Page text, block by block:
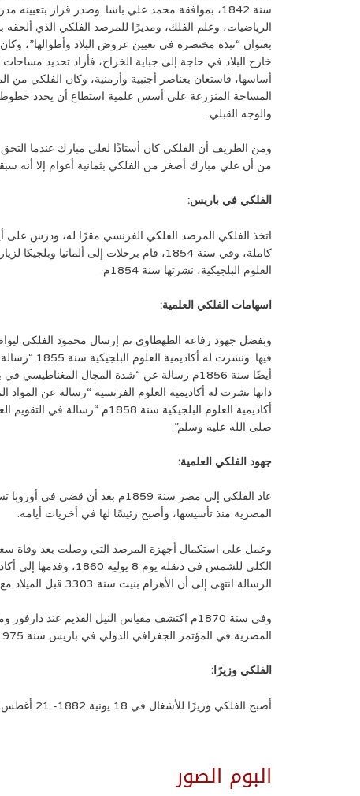
سنة 1842، بموافقة محمد علي باشا. وصدر قرار
الرياضيات، وعلم الفلك، ومديرًا للمرصد الفلكي الذي ألحقه
بعنوان “نبذة مختصرة في تعيين عروض البلاد وأطوالها”،
خارج البلاد في حاجة إلى جباية الخراج، فأراد تحديد
أساسها، فاستعان بعناصر أجنبية وأرمنية، وكان الفلكي من
المساحة المنزرعة على أسس علمية استطاع أن يحدد خطوط
والوجه القبلي.
ومن الطريف أن الفلكي كان أستاذًا لعلي مبارك عندما
من أن علي مبارك أصغر من الفلكي بثمانية أعوام إلا أنه
الفلكي في باريس:
اتخذ الفلكي المرصد الفلكي الفرنسي مقرًا له، ودرس على
كاملة، وفي سنة 1854، قام برحلات إلى ألمانيا
العلوم البلجيكية، نشرتها سنة 1854م.
اسهامات الفلكي العلمية:
وبفضل جهود رفاعة الطهطاوي تم إرسال محمود الفلكي
فيها. ونشرت
أيضًا سنة 1856م رسالة عن “شدة المجال
ذاتها نشرت له أكاديمية العلوم الفرنسية “رسالة عن
أكاديمية العلوم البلجيكية سنة
صلى الله عليه وسلم”.
جهود الفلكي العلمية:
عاد الفلكي إلى مصر سنة 1859م
المصرية منذ تأسيسها، وأصبح رئيسًا لها في أخريات أيامه.
الرسالة انتهى إلى أن الأهرام بنيت سنة 3303 قبل الميلاد مع احتمال الخطأ في مئة أو مائتين من السنين.
وفي سنة 1870م اكتشف مقياس النيل القديم
المصرية في المؤتمر الجغرافي الدولي في باريس سنة 1975م.
الفلكي وزيرًا:
أصبح الفلكي وزيرًا للأشغال في 18 يونية 1882- 21 أغطس 1882 في نظارة إسماعيل راغب باشا، ثم ناظرًا للمعارف العمومية بداية من 10 يناير 1884 حتى وفاته في 19 يولية 1885م.
البوم الصور